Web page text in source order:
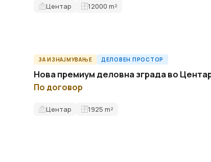
Центар 12000 m²
ЗА ИЗНАЈМУВАЊЕ ДЕЛОВЕН ПРОСТОР
Нова премиум деловна зграда во
По договор
Центар 1925 m²